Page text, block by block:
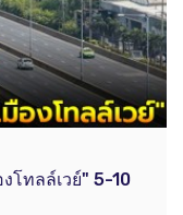
โทลล์เวย์" 5-10